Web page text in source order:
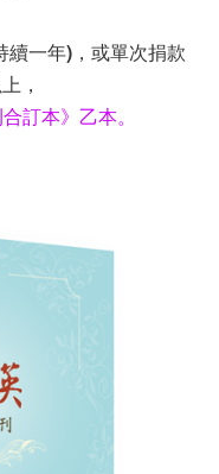
續一年)，或單次捐款
，
訂本》乙本。